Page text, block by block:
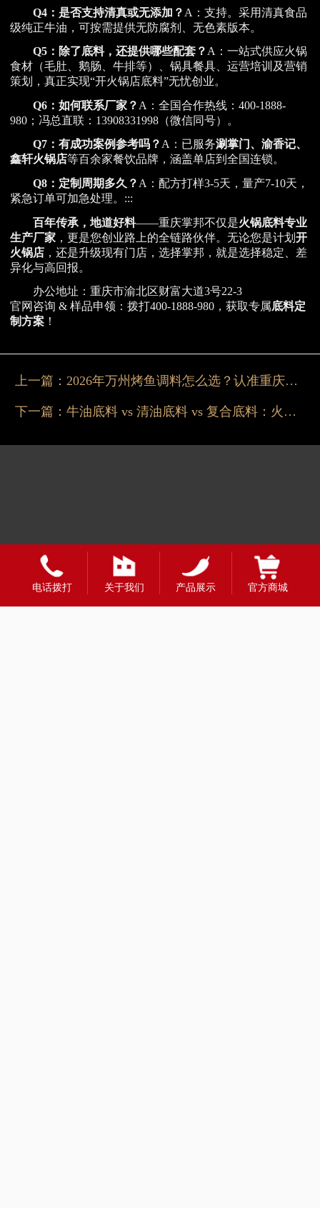
Q4：是否支持清真或无添加？ A：支持。采用清真食品
级纯正牛油，可按需提供无防腐剂、无色素版本。
Q5：除了底料，还提供哪些配套？ A：一站式供应火锅
食材（毛肚、鹅肠、牛排等）、锅具餐具、运营培训及营销
策划，真正实现“开火锅店底料”无忧创业。
Q6：如何联系厂家？ A：全国合作热线：400-1888-
980；冯总直联：13908331998（微信同号）。
Q7：有成功案例参考吗？ A：已服务涮掌门、渝香记、
鑫轩火锅店等百余家餐饮品牌，涵盖单店到全国连锁。
Q8：定制周期多久？ A：配方打样3-5天，量产7-10天，
紧急订单可加急处理。:::
百年传承，地道好料——重庆掌邦不仅是火锅底料专业
生产厂家 ，更是您创业路上的全链路伙伴。无论您是计划 开
火锅店 ，还是升级现有门店，选择掌邦，就是选择稳定、差
异化与高回报。
办公地址：重庆市渝北区财富大道3号22-3
官网咨询 & 样品申领：拨打400-1888-980，获取专属底料定
制方案 ！
上一篇： 2026年万州烤鱼调料怎么选？认准重庆掌邦
下一篇： 牛油底料 vs 清油底料 vs 复合底料：火锅店老板实测对比
友情链接：
电话拨打 关于我们 产品展示 官方商城